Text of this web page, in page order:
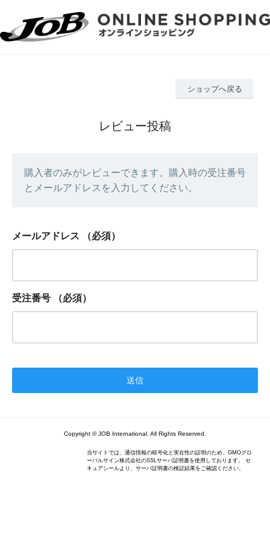
ショップへ戻る
レビュー投稿
購入者のみがレビューできます。購入時の受注番号
とメールアドレスを入力してください。
メールアドレス （必須）
受注番号 （必須）
Copyright © JOB International. All Rights Reserved.
当サイトでは、通信情報の暗号化と実在性の証明のため、GMOグロ
ーバルサイン株式会社のSSLサーバ証明書を使用しております。 セ
キュアシールより、サーバ証明書の検証結果をご確認ください。